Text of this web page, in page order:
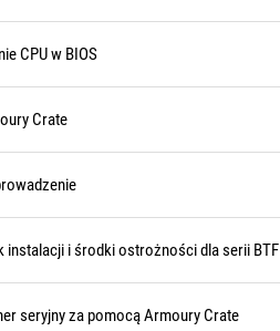
CPU w BIOS
Crate
i środki ostrożności dla serii BTF
seryjny za pomocą Armoury Crate